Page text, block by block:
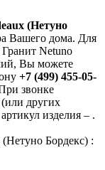
(Нетуно
Вашего дома. Для
Netuno
Вы можете
+7 (499) 455-05-
звонке
других
изделия – .
Бордекс) :